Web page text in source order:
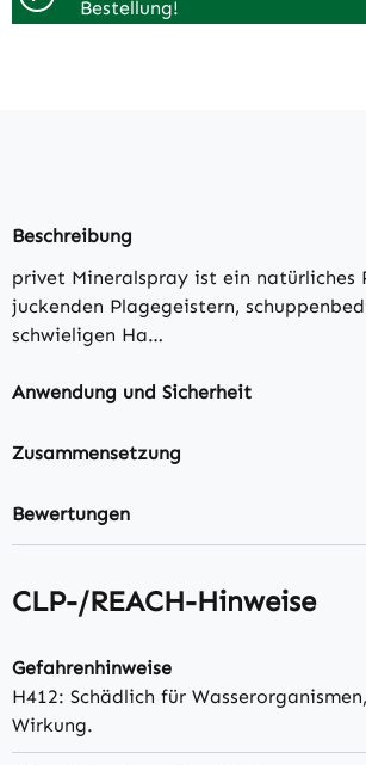
Bestellung!
Beschreibung
privet Mineralspray ist ein natürliches
juckenden Plagegeistern,
schwieligen Ha…
Anwendung und Sicherheit
Zusammensetzung
Bewertungen
CLP-/REACH-Hinweise
Gefahrenhinweise
H412: Schädlich für
Wirkung.